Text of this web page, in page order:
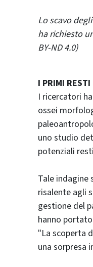
Lo scavo
ha richiesto
BY-ND 4.0)
I PRIMI
I ricercatori
ossei
uno studio
potenziali
Tale indagine
risalente agli
gestione del
hanno
"La scoperta
una sorpresa